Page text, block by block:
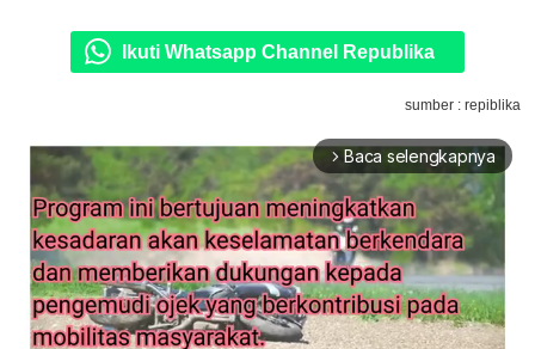
Ikuti Whatsapp Channel Republika
sumber : repiblika
arrow_forward_ios Baca selengkapnya